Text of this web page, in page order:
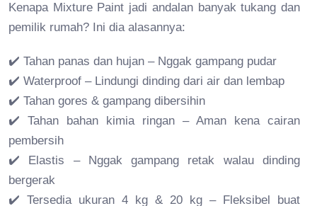
Kenapa Mixture Paint jadi andalan banyak tukang dan
pemilik rumah? Ini dia alasannya:
✔️ Tahan panas dan hujan – Nggak gampang pudar
✔️ Waterproof – Lindungi dinding dari air dan lembap
✔️ Tahan gores & gampang dibersihin
✔️ Tahan bahan kimia ringan – Aman kena cairan
pembersih
✔️ Elastis – Nggak gampang retak walau dinding
bergerak
✔️ Tersedia ukuran 4 kg & 20 kg – Fleksibel buat